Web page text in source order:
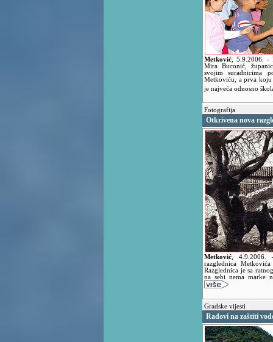
Metković 5.9.2006. -
Mira Buconić,
svojim suradnicima
Metkoviću, a prva koju
je najveća odnosno
Fotografija
Otkrivena nova
Metković ,4.9.2006.
razglednica
Razglednica je sa
na sebi nema marke
Gradske vijesti
Radovi na zaštiti